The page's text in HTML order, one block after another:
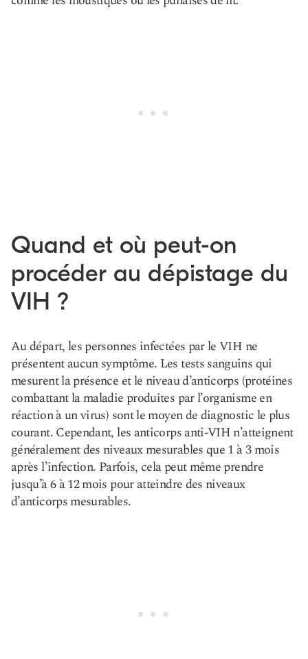
Quand et où peut-on
procéder au dépistage du
VIH ?
Au départ, les personnes infectées par le VIH ne
présentent aucun symptôme. Les tests sanguins qui
mesurent la présence et le niveau d’anticorps (protéines
combattant la maladie produites par l’organisme en
réaction à un virus) sont le moyen de diagnostic le plus
courant. Cependant, les anticorps anti-VIH n’atteignent
généralement des niveaux mesurables que 1 à 3 mois
après l’infection. Parfois, cela peut même prendre
jusqu’à 6 à 12 mois pour atteindre des niveaux
d’anticorps mesurables.